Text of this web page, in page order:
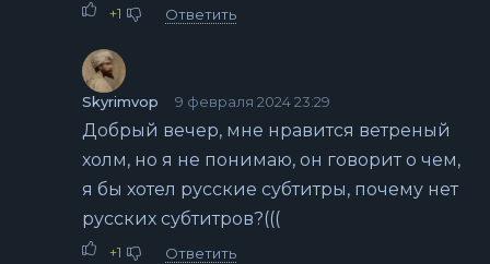
+1 Ответить
Skyrimvop 9 февраля 2024 23:29
Добрый вечер, мне нравится ветреный
холм, но я не понимаю, он говорит о чем,
я бы хотел русские субтитры, почему нет
русских субтитров?(((
+1 Ответить